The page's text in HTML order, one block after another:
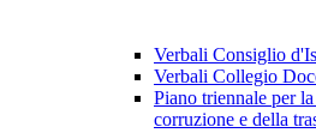
Verbali Consiglio
Verbali Collegio
Piano triennale per
corruzione e della